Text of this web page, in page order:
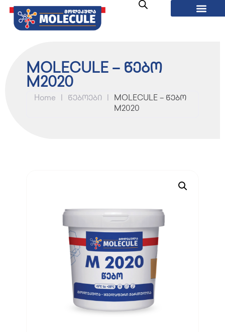
MOLECULE – წებო
M2020
Home | წებოები |
MOLECULE – წებო
M2020